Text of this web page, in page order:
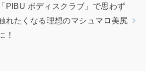
「PIBU ボディスクラブ」で思わず
れたくなる理想のマシュマロ美尻
！